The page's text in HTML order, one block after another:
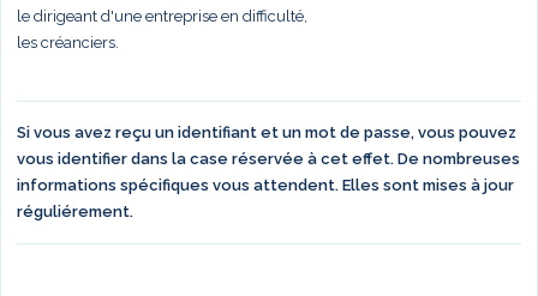
le dirigeant d'une entreprise en difficulté,
les créanciers.
Si vous avez reçu un identifiant et un mot de passe, vous pouvez
vous identifier dans la case réservée à cet effet. De nombreuses
informations spécifiques vous attendent. Elles sont mises à jour
réguliérement.